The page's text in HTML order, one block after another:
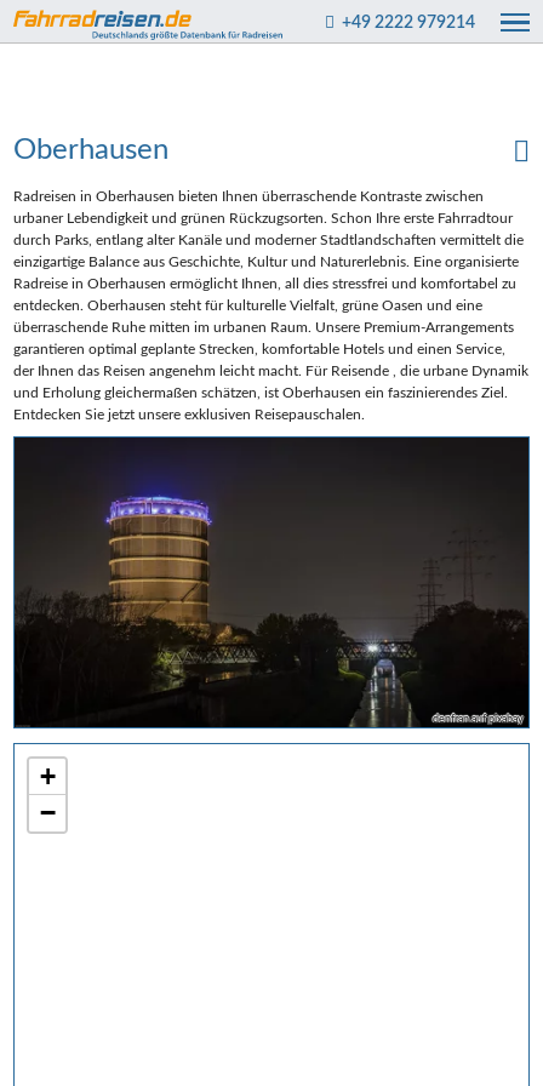
+49 2222 979214
denfran auf pixabay
+
−
Oberhausen
Radreisen in Oberhausen bieten Ihnen überraschende Kontraste zwischen
urbaner Lebendigkeit und grünen Rückzugsorten. Schon Ihre erste Fahrradtour
durch Parks, entlang alter Kanäle und moderner Stadtlandschaften vermittelt die
einzigartige Balance aus Geschichte, Kultur und Naturerlebnis. Eine organisierte
Radreise in Oberhausen ermöglicht Ihnen, all dies stressfrei und komfortabel zu
entdecken. Oberhausen steht für kulturelle Vielfalt, grüne Oasen und eine
überraschende Ruhe mitten im urbanen Raum. Unsere Premium-Arrangements
garantieren optimal geplante Strecken, komfortable Hotels und einen Service,
der Ihnen das Reisen angenehm leicht macht. Für Reisende , die urbane Dynamik
und Erholung gleichermaßen schätzen, ist Oberhausen ein faszinierendes Ziel.
Entdecken Sie jetzt unsere exklusiven Reisepauschalen.